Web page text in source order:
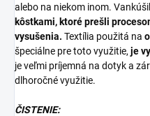
alebo na niekom inom.
kôstkami, ktoré prešli
vysušenia. Textília použitá na
špeciálne pre toto využitie, je
je veľmi príjemná na dotyk a
dlhoročné využitie.
ČISTENIE: